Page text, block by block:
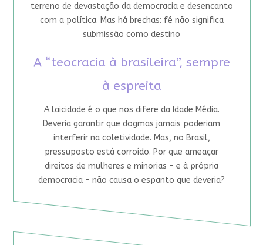
terreno de devastação da democracia e desencanto
com a política. Mas há brechas: fé não significa
submissão como destino
A “teocracia à brasileira”, sempre
à espreita
A laicidade é o que nos difere da Idade Média.
Deveria garantir que dogmas jamais poderiam
interferir na coletividade. Mas, no Brasil,
pressuposto está corroído. Por que ameaçar
direitos de mulheres e minorias – e à própria
democracia – não causa o espanto que deveria?